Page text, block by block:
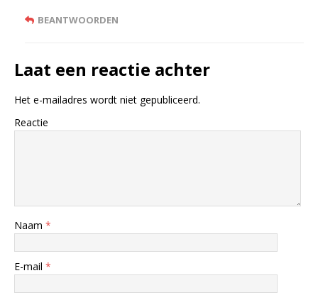
BEANTWOORDEN
Laat een reactie achter
Het e-mailadres wordt niet gepubliceerd.
Reactie
Naam *
E-mail *